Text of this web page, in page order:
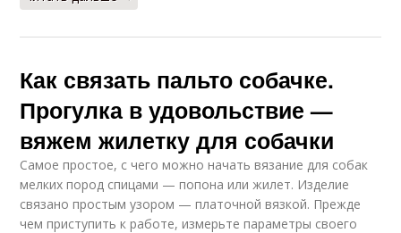
Как связать пальто собачке.
Прогулка в удовольствие —
вяжем жилетку для собачки
Самое простое, с чего можно начать вязание для собак
мелких пород спицами — попона или жилет. Изделие
связано простым узором — платочной вязкой. Прежде
чем приступить к работе, измерьте параметры своего